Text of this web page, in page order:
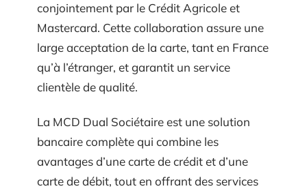
conjointement par le Crédit Agricole et
Mastercard. Cette collaboration assure une
large acceptation de la carte, tant en France
qu’à l’étranger, et garantit un service
clientèle de qualité.
La MCD Dual Sociétaire est une solution
bancaire complète qui combine les
avantages d’une carte de crédit et d’une
carte de débit, tout en offrant des services